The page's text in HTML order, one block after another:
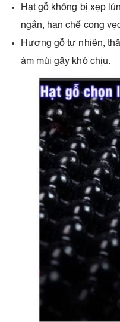
Hạt gỗ không bị xẹp
ngắn, hạn chế cong
Hương gỗ tự nhiên,
ám mùi gây khó chịu.